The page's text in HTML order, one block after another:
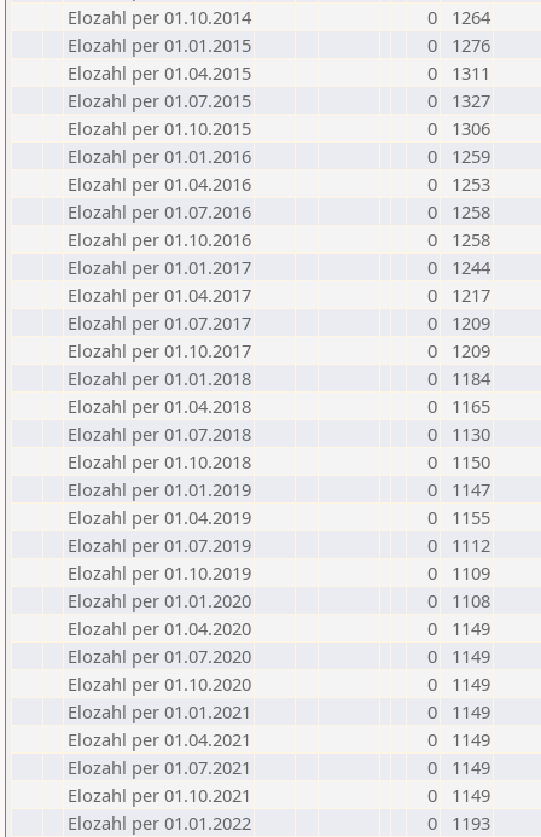
Elozahl per 01.10.2014
0
1264
Elozahl per 01.01.2015
0
1276
Elozahl per 01.04.2015
0
1311
Elozahl per 01.07.2015
0
1327
Elozahl per 01.10.2015
0
1306
Elozahl per 01.01.2016
0
1259
Elozahl per 01.04.2016
0
1253
Elozahl per 01.07.2016
0
1258
Elozahl per 01.10.2016
0
1258
Elozahl per 01.01.2017
0
1244
Elozahl per 01.04.2017
0
1217
Elozahl per 01.07.2017
0
1209
Elozahl per 01.10.2017
0
1209
Elozahl per 01.01.2018
0
1184
Elozahl per 01.04.2018
0
1165
Elozahl per 01.07.2018
0
1130
Elozahl per 01.10.2018
0
1150
Elozahl per 01.01.2019
0
1147
Elozahl per 01.04.2019
0
1155
Elozahl per 01.07.2019
0
1112
Elozahl per 01.10.2019
0
1109
Elozahl per 01.01.2020
0
1108
Elozahl per 01.04.2020
0
1149
Elozahl per 01.07.2020
0
1149
Elozahl per 01.10.2020
0
1149
Elozahl per 01.01.2021
0
1149
Elozahl per 01.04.2021
0
1149
Elozahl per 01.07.2021
0
1149
Elozahl per 01.10.2021
0
1149
Elozahl per 01.01.2022
0
1193